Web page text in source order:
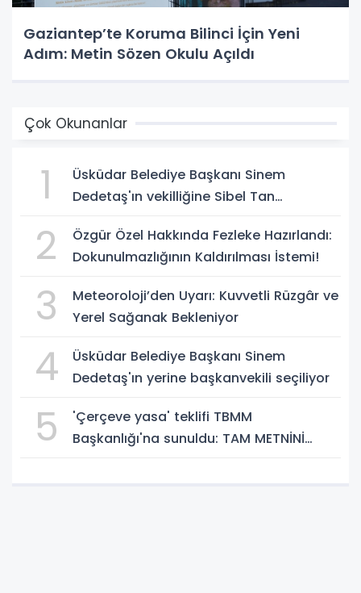
Gaziantep’te Koruma Bilinci İçin Yeni
Adım: Metin Sözen Okulu Açıldı
Çok Okunanlar
1
Üsküdar Belediye Başkanı Sinem
Dedetaş'ın vekilliğine Sibel Tan
2
Özgür Özel Hakkında Fezleke Hazırlandı:
Dokunulmazlığının Kaldırılması İstemi!
3
Meteoroloji’den Uyarı: Kuvvetli Rüzgâr ve
Yerel Sağanak Bekleniyor
4
Üsküdar Belediye Başkanı Sinem
Dedetaş'ın yerine başkanvekili seçiliyor
5
'Çerçeve yasa' teklifi TBMM
Başkanlığı'na sunuldu: TAM METNİNİ